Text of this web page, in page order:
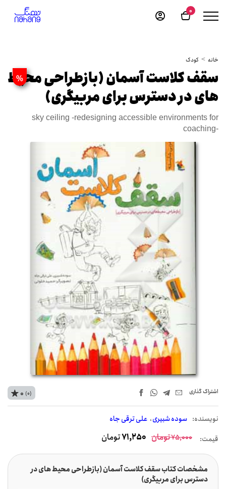
0
خانه کودک
%
سقف کلاست آسمان (بازطراحی محیط
های در دسترس برای مربیگری)
sky ceiling -redesigning accessible environments for
coaching-
اشتراک‌ گذاری
نويسنده: سوده شبیری علی ترقی جاه
0 (0)
قیمت: 75,000تومان 71,250تومان
مشخصات کتاب سقف کلاست آسمان (بازطراحی محیط های در
دسترس برای مربیگری)